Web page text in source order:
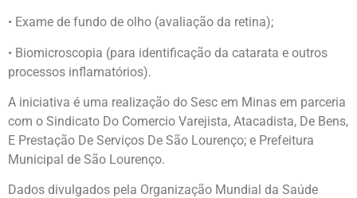
• Exame de fundo de olho (avaliação da retina);
• Biomicroscopia (para identificação da catarata e outros
processos inflamatórios).
A iniciativa é uma realização do Sesc em Minas em parceria
com o Sindicato Do Comercio Varejista, Atacadista, De Bens,
E Prestação De Serviços De São Lourenço; e Prefeitura
Municipal de São Lourenço.
Dados divulgados pela Organização Mundial da Saúde